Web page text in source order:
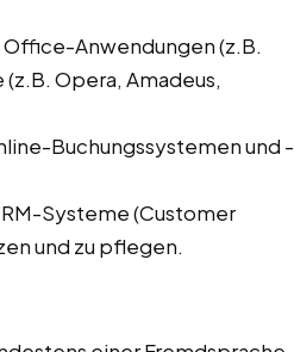
Anwendungen (z.B.
Opera, Amadeus,
Buchungssystemen und -
Systeme (Customer
und zu pflegen.